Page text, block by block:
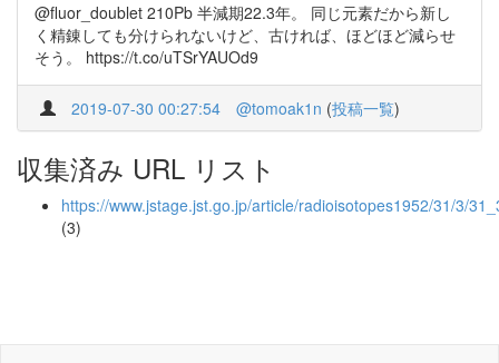
@fluor_doublet 210Pb 半減期22.3年。 同じ元素だから新し
く精錬しても分けられないけど、古ければ、ほどほど減らせ
そう。 https://t.co/uTSrYAUOd9
2019-07-30 00:27:54 @tomoak1n (投稿一覧)
収集済み URL リスト
https://www.jstage.jst.go.jp/article/radioisotopes1952/31/3/
(3)